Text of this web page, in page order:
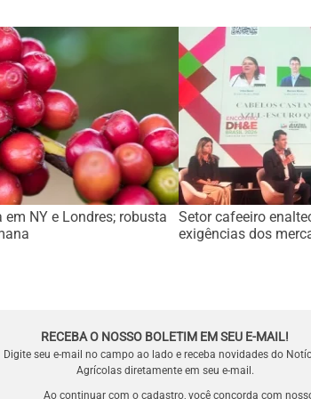
NY e Londres; robusta
Setor cafeeiro
exigências dos
RECEBA O NOSSO BOLETIM EM SEU E-MAIL!
Digite seu e-mail no campo ao lado e receba novidades do
Agrícolas diretamente em seu e-mail.
Ao continuar com o cadastro, você concorda com